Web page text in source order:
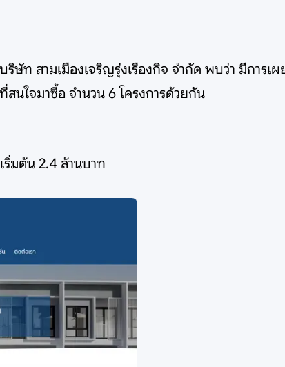
ริษัท สามเมืองเจริญรุ่งเรืองกิจ จำกัด พบว่า มีการเ
นใจมาซื้อ จำนวน 6 โครงการด้วยกัน
ริ่มต้น 2.4 ล้านบาท